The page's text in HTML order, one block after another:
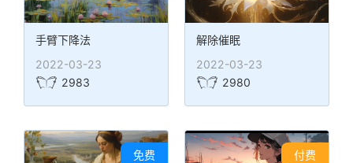
手臂下降法
2022-03-23
2983
解除催眠
2022-03-23
2980
免费 付费